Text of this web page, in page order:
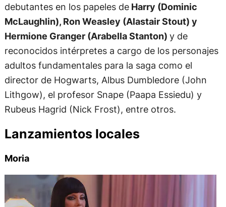
debutantes en los papeles deHarry (Dominic
McLaughlin), Ron Weasley (Alastair Stout) y
Hermione Granger (Arabella Stanton) y de
reconocidos intérpretes a cargo de los personajes
adultos fundamentales para la saga como el
director de Hogwarts, Albus Dumbledore (John
Lithgow), el profesor Snape (Paapa Essiedu) y
Rubeus Hagrid (Nick Frost), entre otros.
Lanzamientos locales
Moria